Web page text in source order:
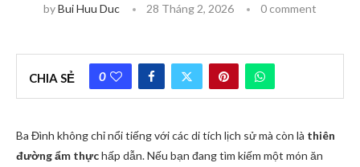
byBui Huu Duc 28 Tháng 2, 2026 0 comment
CHIA SẺ 0
Ba Đình không chỉ nổi tiếng với các di tích lịch sử mà còn là thiên
đường ẩm thựchấp dẫn. Nếu bạn đang tìm kiếm một món ăn